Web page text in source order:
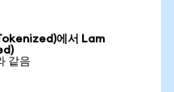
에서 Lam
같음